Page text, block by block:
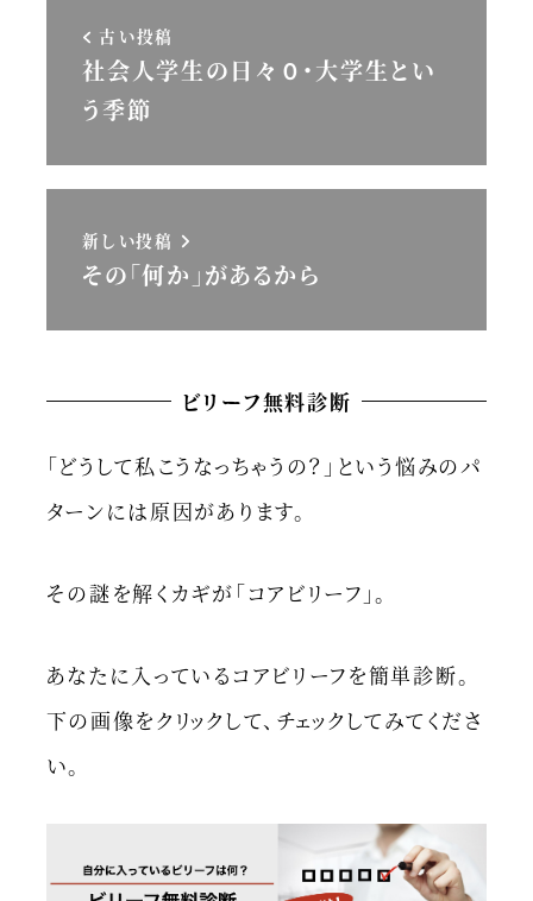
古い投稿
社会人学生の日々０・大学生とい
う季節
新しい投稿
その「何か」があるから
ビリーフ無料診断
「どうして私こうなっちゃうの？」という悩みのパ
ターンには原因があります。
その謎を解くカギが「コアビリーフ」。
あなたに入っているコアビリーフを簡単診断。
下の画像をクリックして、チェックしてみてくださ
い。